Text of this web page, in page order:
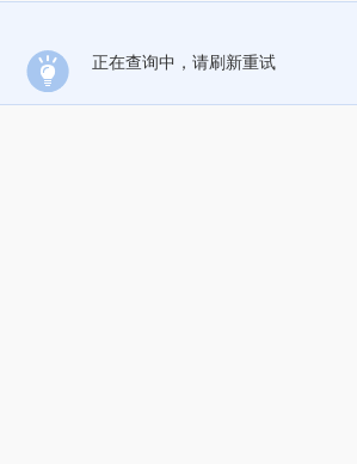
正在查询中，请刷新重试